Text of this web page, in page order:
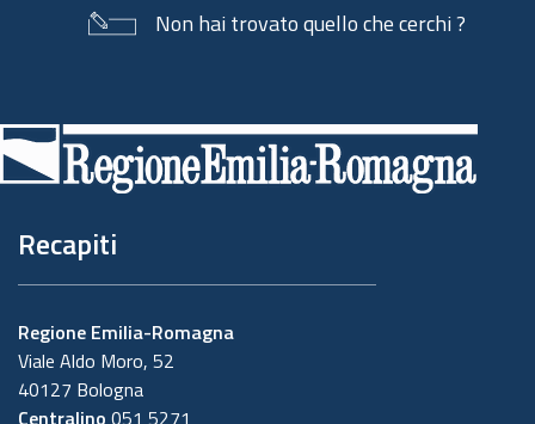
Non hai trovato quello che cerchi ?
di
pagina
Recapiti
Regione Emilia-Romagna
Viale Aldo Moro, 52
40127 Bologna
Centralino 051 5271